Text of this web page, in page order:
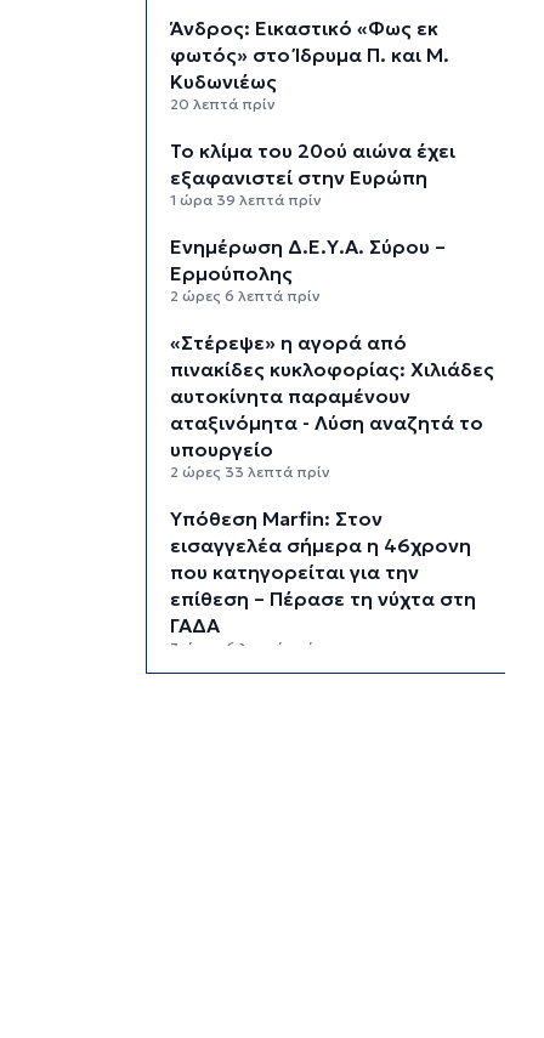
Άνδρος: Εικαστικό «Φως εκ
φωτός» στο Ίδρυμα Π. και Μ.
Κυδωνιέως
20 λεπτά πρίν
Το κλίμα του 20ού αιώνα έχει
εξαφανιστεί στην Ευρώπη
1 ώρα 39 λεπτά πρίν
Ενημέρωση Δ.Ε.Υ.Α. Σύρου –
Ερμούπολης
2 ώρες 6 λεπτά πρίν
«Στέρεψε» η αγορά από
πινακίδες κυκλοφορίας: Χιλιάδες
αυτοκίνητα παραμένουν
αταξινόμητα - Λύση αναζητά το
υπουργείο
2 ώρες 33 λεπτά πρίν
Υπόθεση Marfin: Στον
εισαγγελέα σήμερα η 46χρονη
που κατηγορείται για την
επίθεση – Πέρασε τη νύχτα στη
ΓΑΔΑ
3 ώρες 6 λεπτά πρίν